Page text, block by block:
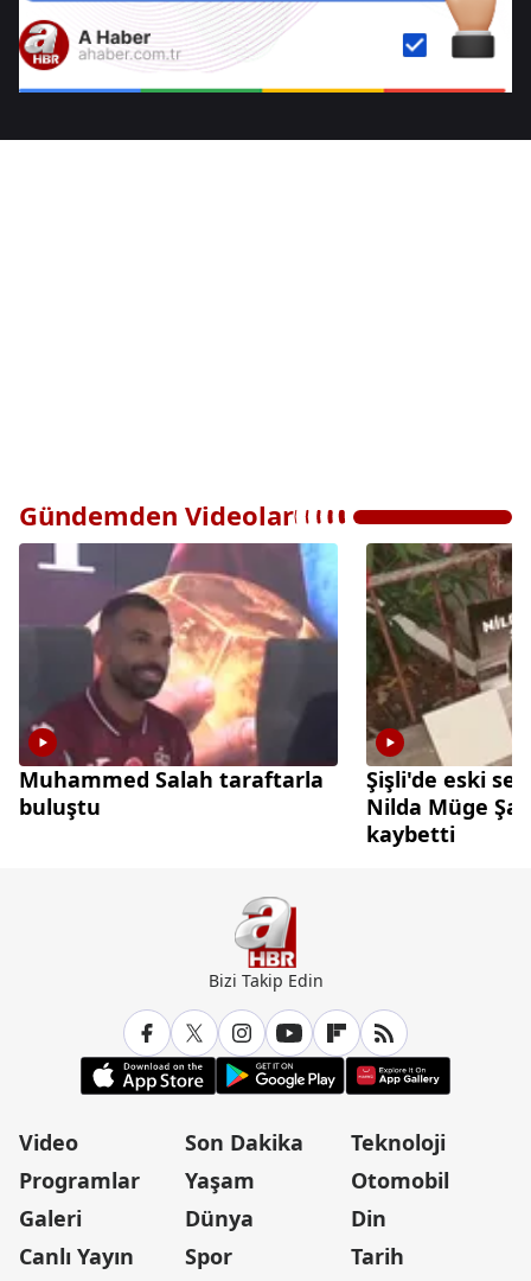
Gündemden Videolar
Muhammed Salah taraftarla
buluştu
Şişli'de eski
Nilda Müge
kaybetti
Bizi Takip Edin
Video
Programlar
Galeri
Canlı Yayın
Son Dakika
Yaşam
Dünya
Spor
Teknoloji
Otomobil
Din
Tarih